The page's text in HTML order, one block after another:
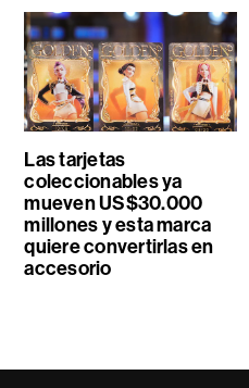
Las tarjetas
coleccionables ya
mueven US$30.000
millones y esta marca
quiere convertirlas en
accesorio